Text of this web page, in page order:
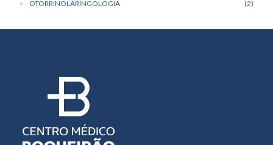
OTORRINOLARINGOLOGIA
2